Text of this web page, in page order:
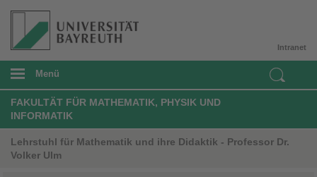
Intranet
Menü
FAKULTÄT FÜR MATHEMATIK, PHYSIK UND
INFORMATIK
Lehrstuhl für Mathematik und ihre Didaktik - Professor Dr.
Volker Ulm